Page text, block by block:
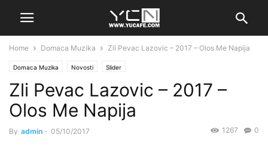
Home Domaca Muzika Zli Pevac Lazovic – 2017 – Olos Me Napija
Domaca Muzika Novosti Slider
Zli Pevac Lazovic – 2017 –
Olos Me Napija
By admin - 05/10/2017 0
1267